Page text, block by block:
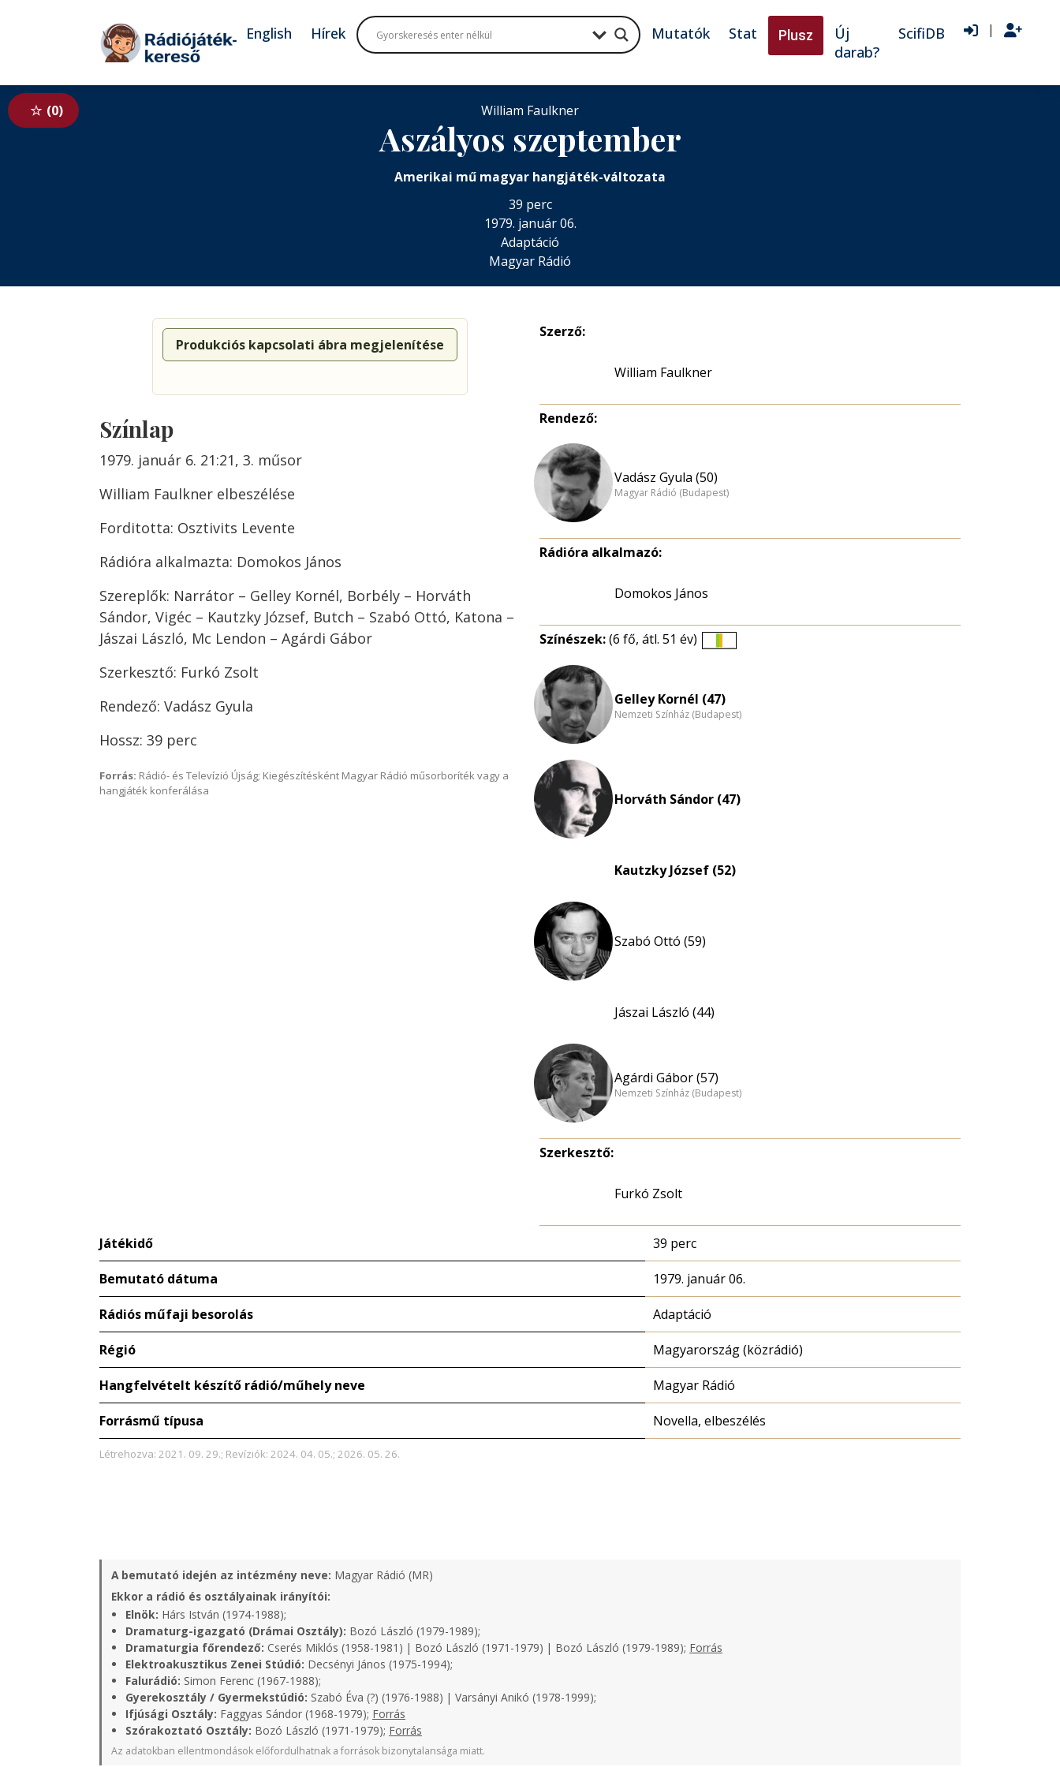
Tovább a tartalomhoz
English Hírek Mutatók Stat Plusz
Új
darab?
ScifiDB |
0 William Faulkner
Aszályos szeptember
Amerikai mű magyar hangjáték-változata
39 perc
1979. január 06.
Adaptáció
Magyar Rádió
Produkciós kapcsolati ábra megjelenítése
Színlap
1979. január 6. 21:21, 3. műsor
William Faulkner elbeszélése
Forditotta: Osztivits Levente
Rádióra alkalmazta: Domokos János
Szereplők: Narrátor – Gelley Kornél, Borbély – Horváth
Sándor, Vigéc – Kautzky József, Butch – Szabó Ottó, Katona –
Jászai László, Mc Lendon – Agárdi Gábor
Szerkesztő: Furkó Zsolt
Rendező: Vadász Gyula
Hossz: 39 perc
Forrás: Rádió- és Televízió Újság; Kiegészítésként Magyar Rádió műsorboríték vagy a
hangjáték konferálása
Szerző:
William Faulkner
Rendező:
Vadász Gyula (50)
Magyar Rádió (Budapest)
Rádióra alkalmazó:
Domokos János
Színészek:(6 fő, átl. 51 év)
nagyítása
Gelley Kornél (47)
Nemzeti Színház (Budapest)
Horváth Sándor (47)
Kautzky József (52)
Szabó Ottó (59)
Jászai László (44)
Agárdi Gábor (57)
Nemzeti Színház (Budapest)
Szerkesztő:
Furkó Zsolt
Játékidő 39 perc
Bemutató dátuma 1979. január 06.
Rádiós műfaji besorolás Adaptáció
Régió Magyarország (közrádió)
Hangfelvételt készítő rádió/műhely neve Magyar Rádió
Forrásmű típusa Novella, elbeszélés
Létrehozva: 2021. 09. 29.; Revíziók: 2024. 04. 05.; 2026. 05. 26.
A bemutató idején az intézmény neve: Magyar Rádió (MR)
Ekkor a rádió és osztályainak irányítói:
Elnök: Hárs István (1974-1988);
Dramaturg-igazgató (Drámai Osztály): Bozó László (1979-1989);
Dramaturgia főrendező: Cserés Miklós (1958-1981) | Bozó László (1971-1979) | Bozó László (1979-1989); Forrás
Elektroakusztikus Zenei Stúdió: Decsényi János (1975-1994);
Falurádió: Simon Ferenc (1967-1988);
Gyerekosztály / Gyermekstúdió: Szabó Éva (?) (1976-1988) | Varsányi Anikó (1978-1999);
Ifjúsági Osztály: Faggyas Sándor (1968-1979); Forrás
Szórakoztató Osztály: Bozó László (1971-1979); Forrás
Az adatokban ellentmondások előfordulhatnak a források bizonytalansága miatt.